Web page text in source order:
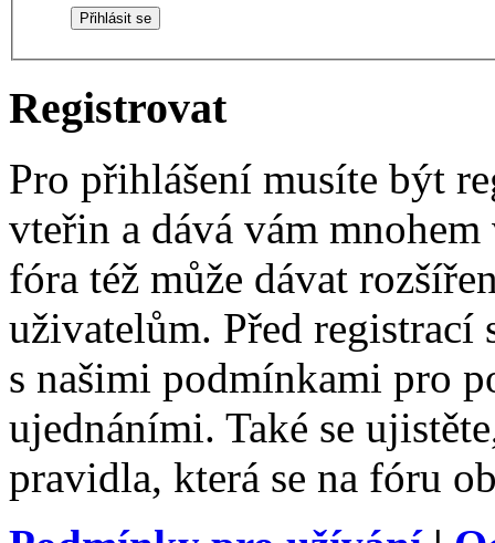
Registrovat
Pro přihlášení musíte být
vteřin a dává vám
fóra též může dávat
uživatelům. Před registrací
s našimi podmínkami pro
ujednáními. Také se
pravidla, která se na fóru